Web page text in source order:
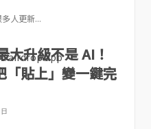
人更新...
大升級不是 AI！
「貼上」變一鍵完